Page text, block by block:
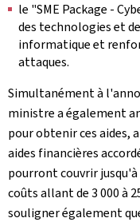
le "SME Package -
des technologies et
informatique et
attaques.
Simultanément à
ministre a également
pour obtenir ces aides,
aides financières
pourront couvrir jusqu'à
coûts allant de 3 000 à
souligner également